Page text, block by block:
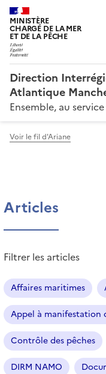
MINISTÈRE
CHARGÉ DE LA MER
ET DE LA PÊCHE
Direction
Atlantique
Ensemble, au
Voir le fil d'Ariane
Articles
Filtrer les articles
Affaires maritimes
Appel à manifestation
Contrôle des pêches
DIRM NAMO